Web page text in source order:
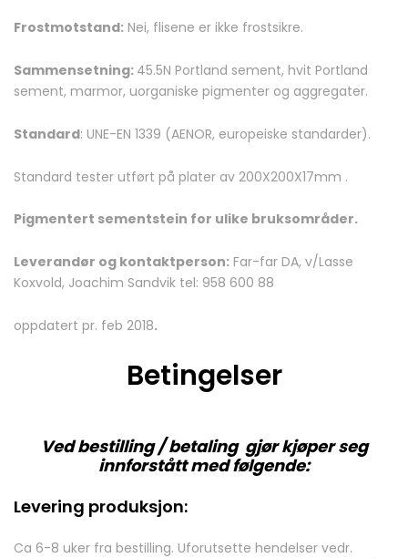
Frostmotstand: Nei, flisene er ikke frostsikre.
Sammensetning: 45.5N Portland sement, hvit Portland
sement, marmor, uorganiske pigmenter og aggregater.
Standard: UNE-EN 1339 (AENOR, europeiske standarder).
Standard tester utført på plater av 200X200X17mm .
Pigmentert sementstein for ulike bruksområder.
Leverandør og kontaktperson: Far-far DA, v/Lasse
Koxvold, Joachim Sandvik tel: 958 600 88
oppdatert pr. feb 2018.
Betingelser
Ved bestilling / betaling gjør kjøper seg
innforstått med følgende:
Levering produksjon:
Ca 6-8 uker fra bestilling. Uforutsette hendelser vedr.